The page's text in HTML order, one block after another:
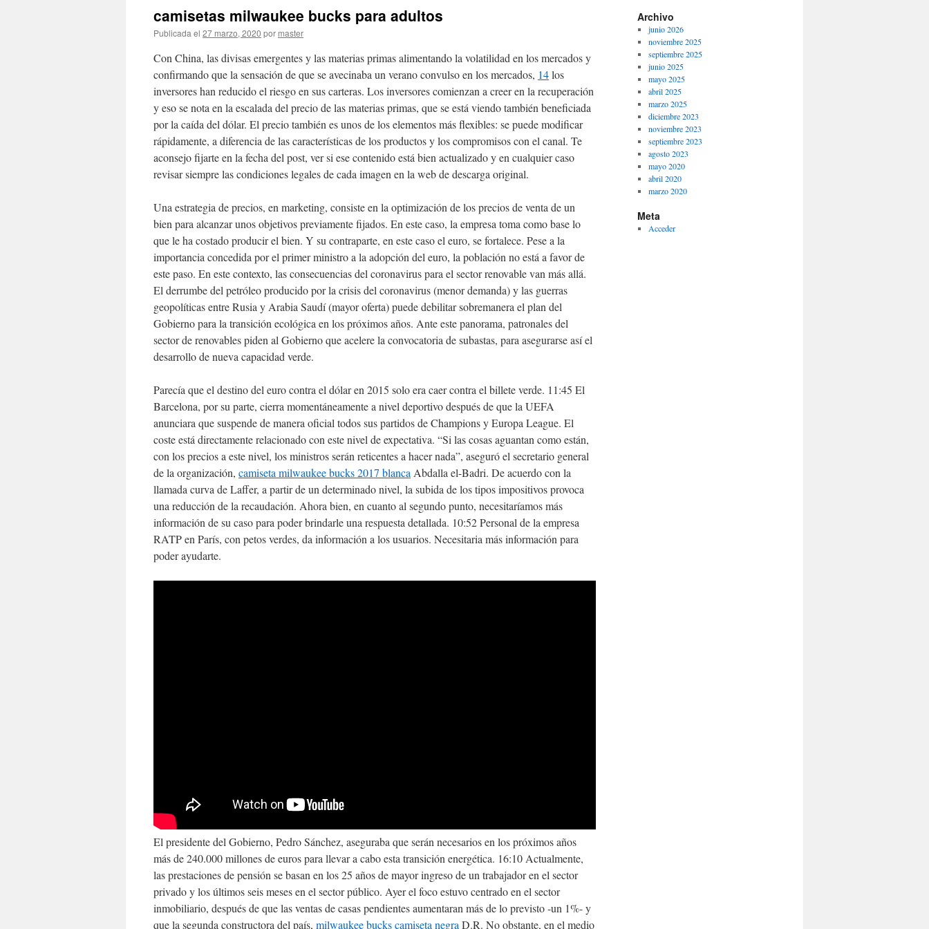
camisetas milwaukee bucks para adultos
Publicada el 27 marzo, 2020 por master
Con China, las divisas emergentes y las materias primas alimentando la volatilidad en los mercados y
confirmando que la sensación de que se avecinaba un verano convulso en los mercados, 14los
inversores han reducido el riesgo en sus carteras. Los inversores comienzan a creer en la recuperación
y eso se nota en la escalada del precio de las materias primas, que se está viendo también beneficiada
por la caída del dólar. El precio también es unos de los elementos más flexibles: se puede modificar
rápidamente, a diferencia de las características de los productos y los compromisos con el canal. Te
aconsejo fijarte en la fecha del post, ver si ese contenido está bien actualizado y en cualquier caso
revisar siempre las condiciones legales de cada imagen en la web de descarga original.
Una estrategia de precios, en marketing, consiste en la optimización de los precios de venta de un
bien para alcanzar unos objetivos previamente fijados. En este caso, la empresa toma como base lo
que le ha costado producir el bien. Y su contraparte, en este caso el euro, se fortalece. Pese a la
importancia concedida por el primer ministro a la adopción del euro, la población no está a favor de
este paso. En este contexto, las consecuencias del coronavirus para el sector renovable van más allá.
El derrumbe del petróleo producido por la crisis del coronavirus (menor demanda) y las guerras
geopolíticas entre Rusia y Arabia Saudí (mayor oferta) puede debilitar sobremanera el plan del
Gobierno para la transición ecológica en los próximos años. Ante este panorama, patronales del
sector de renovables piden al Gobierno que acelere la convocatoria de subastas, para asegurarse así el
desarrollo de nueva capacidad verde.
Parecía que el destino del euro contra el dólar en 2015 solo era caer contra el billete verde. 11:45 El
Barcelona, por su parte, cierra momentáneamente a nivel deportivo después de que la UEFA
anunciara que suspende de manera oficial todos sus partidos de Champions y Europa League. El
coste está directamente relacionado con este nivel de expectativa. “Si las cosas aguantan como están,
con los precios a este nivel, los ministros serán reticentes a hacer nada”, aseguró el secretario general
de la organización, camiseta milwaukee bucks 2017 blanca Abdalla el-Badri. De acuerdo con la
llamada curva de Laffer, a partir de un determinado nivel, la subida de los tipos impositivos provoca
una reducción de la recaudación. Ahora bien, en cuanto al segundo punto, necesitaríamos más
información de su caso para poder brindarle una respuesta detallada. 10:52 Personal de la empresa
RATP en París, con petos verdes, da información a los usuarios. Necesitaria más información para
poder ayudarte.
El presidente del Gobierno, Pedro Sánchez, aseguraba que serán necesarios en los próximos años
más de 240.000 millones de euros para llevar a cabo esta transición energética. 16:10 Actualmente,
las prestaciones de pensión se basan en los 25 años de mayor ingreso de un trabajador en el sector
privado y los últimos seis meses en el sector público. Ayer el foco estuvo centrado en el sector
inmobiliario, después de que las ventas de casas pendientes aumentaran más de lo previsto -un 1%- y
que la segunda constructora del país, milwaukee bucks camiseta negra D.R. No obstante, en el medio
Archivo
junio 2026
noviembre 2025
septiembre 2025
junio 2025
mayo 2025
abril 2025
marzo 2025
diciembre 2023
noviembre 2023
septiembre 2023
agosto 2023
mayo 2020
abril 2020
marzo 2020
Meta
Acceder